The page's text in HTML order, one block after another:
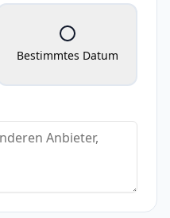
Bestimmtes Datum